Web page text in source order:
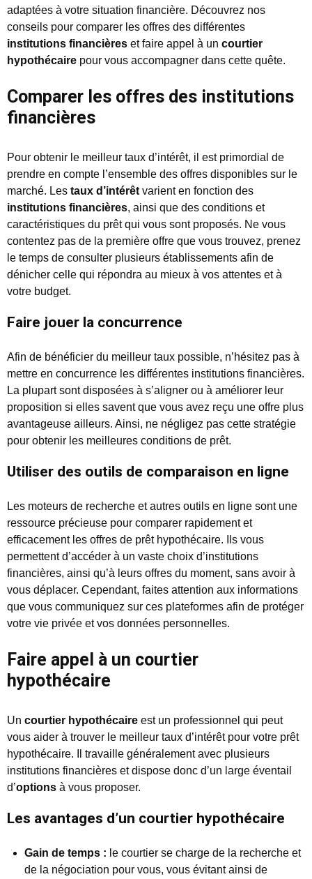
adaptées à votre situation financière. Découvrez nos
conseils pour comparer les offres des différentes
institutions financières et faire appel à un courtier
hypothécaire pour vous accompagner dans cette quête.
Comparer les offres des institutions
financières
Pour obtenir le meilleur taux d’intérêt, il est primordial de
prendre en compte l’ensemble des offres disponibles sur le
marché. Les taux d’intérêt varient en fonction des
institutions financières, ainsi que des conditions et
caractéristiques du prêt qui vous sont proposés. Ne vous
contentez pas de la première offre que vous trouvez, prenez
le temps de consulter plusieurs établissements afin de
dénicher celle qui répondra au mieux à vos attentes et à
votre budget.
Faire jouer la concurrence
Afin de bénéficier du meilleur taux possible, n’hésitez pas à
mettre en concurrence les différentes institutions financières.
La plupart sont disposées à s’aligner ou à améliorer leur
proposition si elles savent que vous avez reçu une offre plus
avantageuse ailleurs. Ainsi, ne négligez pas cette stratégie
pour obtenir les meilleures conditions de prêt.
Utiliser des outils de comparaison en ligne
Les moteurs de recherche et autres outils en ligne sont une
ressource précieuse pour comparer rapidement et
efficacement les offres de prêt hypothécaire. Ils vous
permettent d’accéder à un vaste choix d’institutions
financières, ainsi qu’à leurs offres du moment, sans avoir à
vous déplacer. Cependant, faites attention aux informations
que vous communiquez sur ces plateformes afin de protéger
votre vie privée et vos données personnelles.
Faire appel à un courtier
hypothécaire
Un courtier hypothécaire est un professionnel qui peut
vous aider à trouver le meilleur taux d’intérêt pour votre prêt
hypothécaire. Il travaille généralement avec plusieurs
institutions financières et dispose donc d’un large éventail
d’options à vous proposer.
Les avantages d’un courtier hypothécaire
Gain de temps : le courtier se charge de la recherche et
de la négociation pour vous, vous évitant ainsi de